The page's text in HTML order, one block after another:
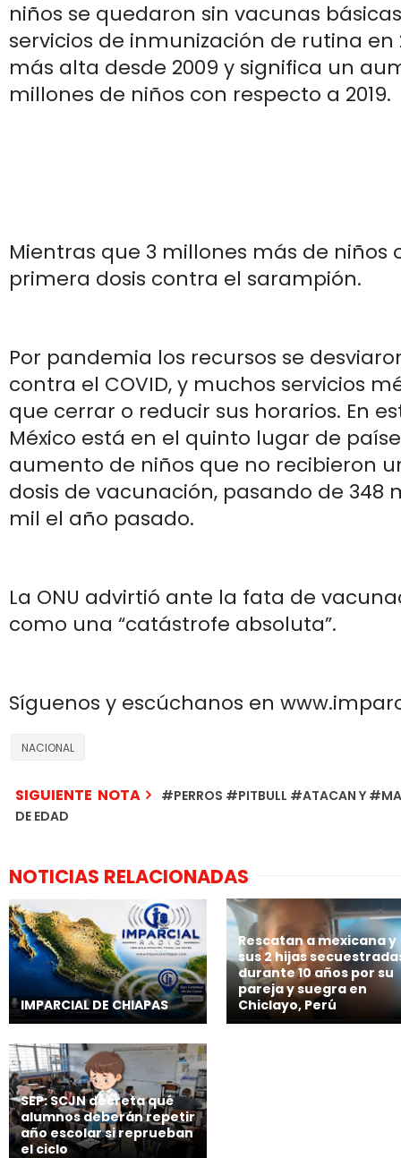
niños se quedaron sin vacunas
servicios de inmunización de rutina en
más alta desde 2009 y significa un
millones de niños con respecto a 2019.
Mientras que 3 millones más de niños
primera dosis contra el sarampión.
Por pandemia los recursos se
contra el COVID, y muchos servicios
que cerrar o reducir sus horarios. En
México está en el quinto lugar de
aumento de niños que no recibieron
dosis de vacunación, pasando de 348
mil el año pasado.
La ONU advirtió ante la fata de
como una “catástrofe absoluta”.
Síguenos y escúchanos en
NACIONAL
SIGUIENTE NOTA
#PERROS #PITBULL #ATACAN Y
DE EDAD
NOTICIAS RELACIONADAS
IMPARCIAL DE CHIAPAS
Rescatan a mexicana y
sus 2 hijas
durante 10 años por su
pareja y suegra en
Chiclayo, Perú
SEP: SCJN decreta qué
alumnos deberán repetir
año escolar si reprueban
el ciclo